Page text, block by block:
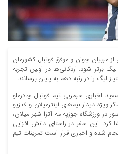
از مربیان جوان و موفق فوتبال کشورمان
برتر شود. اردکانی‌ها در اولین تجربه
اخباری سرمربی تیم فوتبال چادرملو
ویژه دیدار تیم‌های اینترمیلان و لاتزیو
در ورزشگاه جوزپه مه‌ آتزا شهر میلان،
کرد. این سفر در راستای دانش افزایی
شده و اخباری قرار است تمرینات تیم